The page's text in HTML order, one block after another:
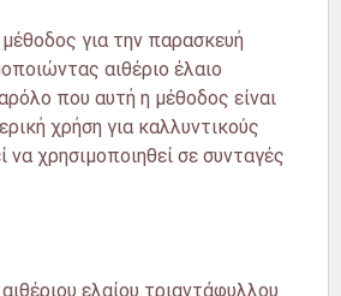
για την παρασκευή
αιθέριο έλαιο
που αυτή η μέθοδος είναι
χρήση για καλλυντικούς
να χρησιμοποιηθεί σε συνταγές
ελαίου τριαντάφυλλου